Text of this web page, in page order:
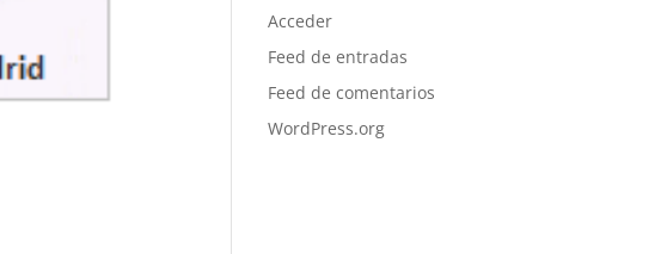
Acceder
Feed de entradas
Feed de comentarios
WordPress.org